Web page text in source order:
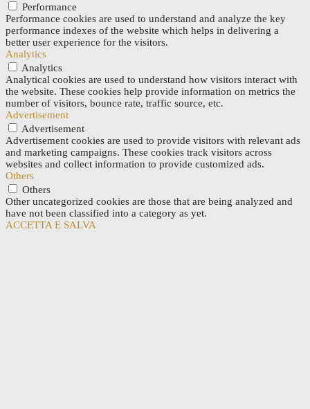
Performance
Performance cookies are used to understand and analyze the key
performance indexes of the website which helps in delivering a
better user experience for the visitors.
Analytics
Analytics
Analytical cookies are used to understand how visitors interact with
the website. These cookies help provide information on metrics the
number of visitors, bounce rate, traffic source, etc.
Advertisement
Advertisement
Advertisement cookies are used to provide visitors with relevant ads
and marketing campaigns. These cookies track visitors across
websites and collect information to provide customized ads.
Others
Others
Other uncategorized cookies are those that are being analyzed and
have not been classified into a category as yet.
ACCETTA E SALVA